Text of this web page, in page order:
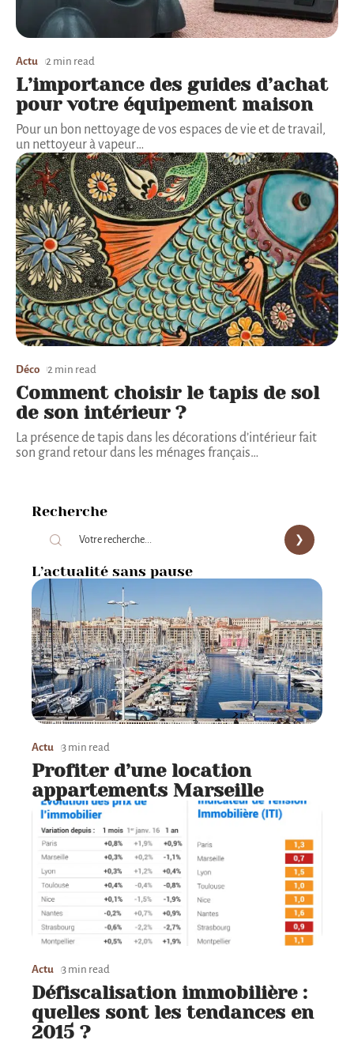
Actu 2 min read
L’importance des guides d’achat
pour votre équipement maison
Pour un bon nettoyage de vos espaces de vie et de travail,
un nettoyeur à vapeur…
Déco 2 min read
Comment choisir le tapis de sol
de son intérieur ?
La présence de tapis dans les décorations d’intérieur fait
son grand retour dans les ménages français…
Recherche
L’actualité sans pause
Actu 3 min read
Profiter d’une location
appartements Marseille
Actu 3 min read
Défiscalisation immobilière :
quelles sont les tendances en
2015 ?